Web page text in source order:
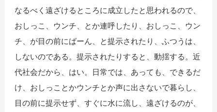
なるべく遠ざけるところに成立したと思われるので、
おしっこ、ウンチ、とか連呼したり、おしっこ、ウン
チ、が目の前にばーん、と提示されたり、ふつうは、
しないのである。提示されたりすると、動揺する。近
代社会だから、はい。日常では、あっても、できるだ
け、おしっことかウンチとか声に出さないで暮らし、
目の前に提示せず、すぐに水に流し、遠ざけるのが、